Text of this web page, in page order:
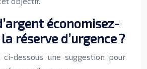
économisez-
réserve d’urgence ?
ci-dessous une suggestion pour